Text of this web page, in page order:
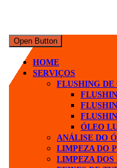
Open Button
HOME
SERVIÇOS
FLUSHING DE
ÓLEO
ANÁLISE DO
LIMPEZA DO
LIMPEZA DOS